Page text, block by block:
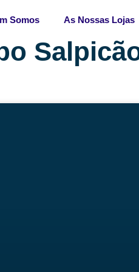
Somos As Nossas Lojas